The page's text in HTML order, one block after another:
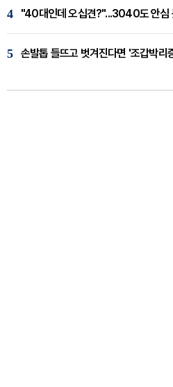
4 "40대인데 오십견?"...3040도 안심
5 손발톱 들뜨고 벗겨진다면 '조갑박